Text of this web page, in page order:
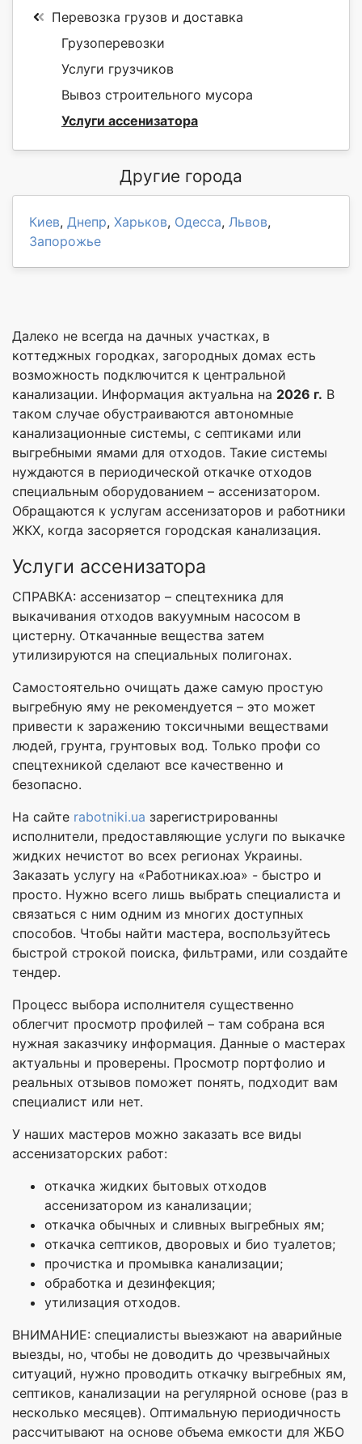
Перевозка грузов и доставка
Грузоперевозки
Услуги грузчиков
Вывоз строительного мусора
Услуги ассенизатора
Другие города
Киев, Днепр, Харьков, Одесса, Львов,
Запорожье
Далеко не всегда на дачных участках, в
коттеджных городках, загородных домах есть
возможность подключится к центральной
канализации. Информация актуальна на 2026 г. В
таком случае обустраиваются автономные
канализационные системы, с септиками или
выгребными ямами для отходов. Такие системы
нуждаются в периодической откачке отходов
специальным оборудованием – ассенизатором.
Обращаются к услугам ассенизаторов и работники
ЖКХ, когда засоряется городская канализация.
Услуги ассенизатора
СПРАВКА: ассенизатор – спецтехника для
выкачивания отходов вакуумным насосом в
цистерну. Откачанные вещества затем
утилизируются на специальных полигонах.
Самостоятельно очищать даже самую простую
выгребную яму не рекомендуется – это может
привести к заражению токсичными веществами
людей, грунта, грунтовых вод. Только профи со
спецтехникой сделают все качественно и
безопасно.
На сайте rabotniki.ua зарегистрированны
исполнители, предоставляющие услуги по выкачке
жидких нечистот во всех регионах Украины.
Заказать услугу на «Работниках.юа» - быстро и
просто. Нужно всего лишь выбрать специалиста и
связаться с ним одним из многих доступных
способов. Чтобы найти мастера, воспользуйтесь
быстрой строкой поиска, фильтрами, или создайте
тендер.
Процесс выбора исполнителя существенно
облегчит просмотр профилей – там собрана вся
нужная заказчику информация. Данные о мастерах
актуальны и проверены. Просмотр портфолио и
реальных отзывов поможет понять, подходит вам
специалист или нет.
У наших мастеров можно заказать все виды
ассенизаторских работ:
откачка жидких бытовых отходов
ассенизатором из канализации;
откачка обычных и сливных выгребных ям;
откачка септиков, дворовых и био туалетов;
прочистка и промывка канализации;
обработка и дезинфекция;
утилизация отходов.
ВНИМАНИЕ: специалисты выезжают на аварийные
выезды, но, чтобы не доводить до чрезвычайных
ситуаций, нужно проводить откачку выгребных ям,
септиков, канализации на регулярной основе (раз в
несколько месяцев). Оптимальную периодичность
рассчитывают на основе объема емкости для ЖБО